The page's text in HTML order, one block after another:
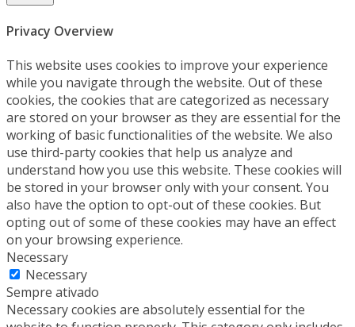
Privacy Overview
This website uses cookies to improve your experience
while you navigate through the website. Out of these
cookies, the cookies that are categorized as necessary
are stored on your browser as they are essential for the
working of basic functionalities of the website. We also
use third-party cookies that help us analyze and
understand how you use this website. These cookies will
be stored in your browser only with your consent. You
also have the option to opt-out of these cookies. But
opting out of some of these cookies may have an effect
on your browsing experience.
Necessary
Necessary
Sempre ativado
Necessary cookies are absolutely essential for the